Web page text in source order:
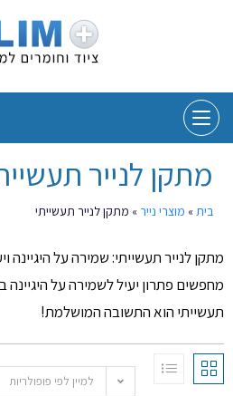
מתקן לנייר
בית» מוצרי נייר » מתקן לנייר תעשייתי
מתקן לנייר תעשייתי: שמירה על היגיינה
מחפשים פתרון יעיל לשמירה על
תעשייתי הוא התשובה המושלמת!
למיין לפי פופולריות